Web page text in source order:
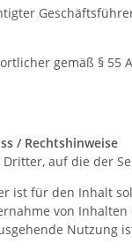
gemäß § 55
/ Rechtshinweise
auf die der
ist für den Inhalt
von
Nutzung